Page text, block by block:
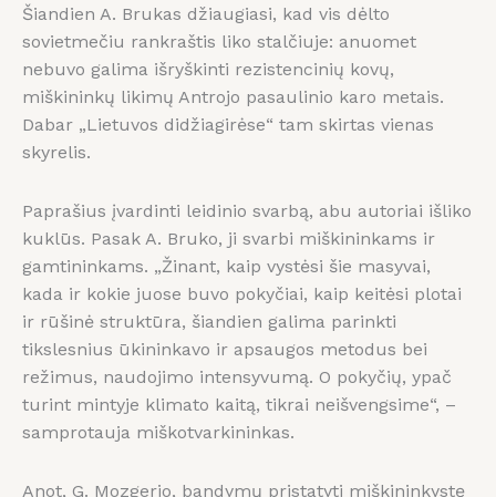
Šiandien A. Brukas džiaugiasi, kad vis dėlto
sovietmečiu rankraštis liko stalčiuje: anuomet
nebuvo galima išryškinti rezistencinių kovų,
miškininkų likimų Antrojo pasaulinio karo metais.
Dabar „Lietuvos didžiagirėse“ tam skirtas vienas
skyrelis.
Paprašius įvardinti leidinio svarbą, abu autoriai išliko
kuklūs. Pasak A. Bruko, ji svarbi miškininkams ir
gamtininkams. „Žinant, kaip vystėsi šie masyvai,
kada ir kokie juose buvo pokyčiai, kaip keitėsi plotai
ir rūšinė struktūra, šiandien galima parinkti
tikslesnius ūkininkavo ir apsaugos metodus bei
režimus, naudojimo intensyvumą. O pokyčių, ypač
turint mintyje klimato kaitą, tikrai neišvengsime“, –
samprotauja miškotvarkininkas.
Anot, G. Mozgerio, bandymų pristatyti miškininkystę